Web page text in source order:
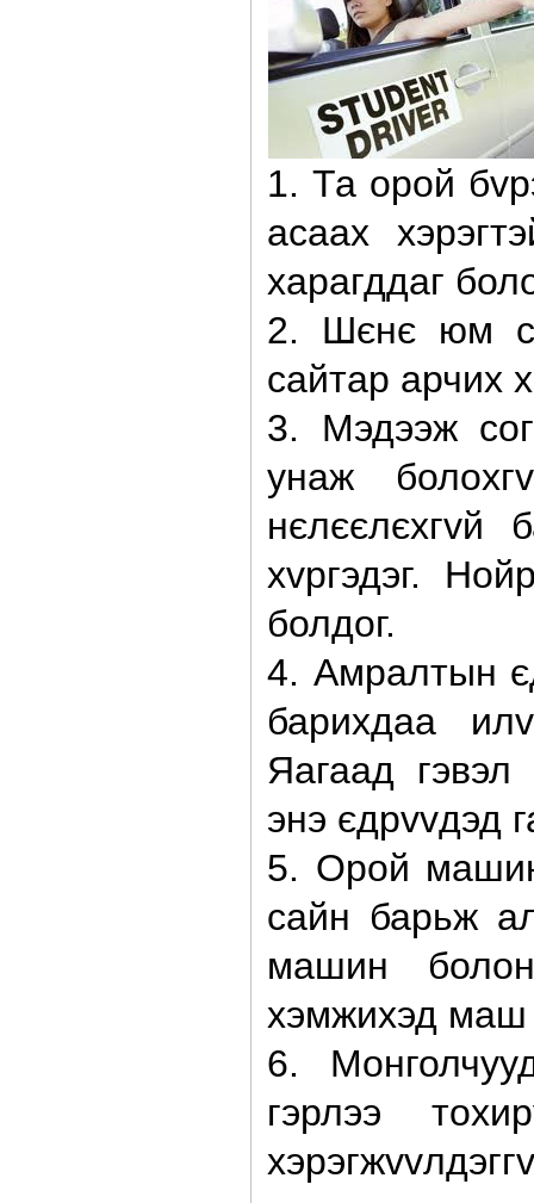
1. Та орой
асаах
харагддаг
2. Шєнє юм
сайтар арчих
3. Мэдээж
унаж
хvргэдэг.
болдог.
4. Амралтын
барихдаа
Яагаад гэвэл
энэ єдрvvдэд
5. Орой
сайн барьж
машин
хэмжихэд маш
6.
гэрлээ